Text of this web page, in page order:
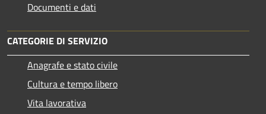
Documenti e dati
CATEGORIE DI SERVIZIO
Anagrafe e stato civile
Cultura e tempo libero
Vita lavorativa